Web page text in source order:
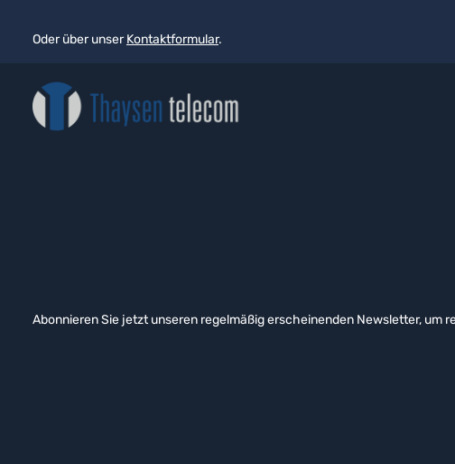
Oder über unserKontaktformular.
Abonnieren Sie jetzt unseren regelmäßig erscheinenden Newsletter, um